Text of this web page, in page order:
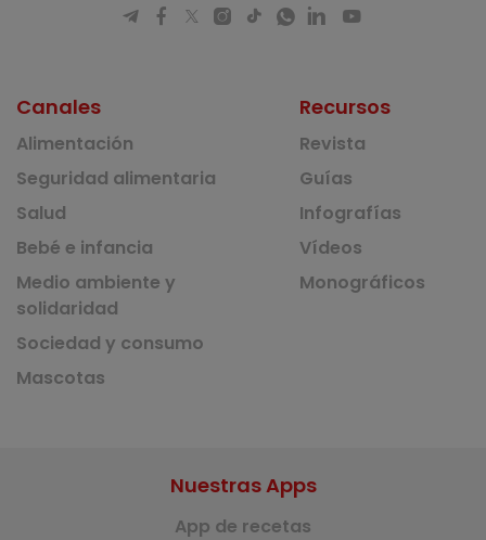
Canales
Alimentación
Seguridad alimentaria
Salud
Bebé e infancia
Medio ambiente y
solidaridad
Sociedad y consumo
Mascotas
Recursos
Revista
Guías
Infografías
Vídeos
Monográficos
Nuestras Apps
App de recetas